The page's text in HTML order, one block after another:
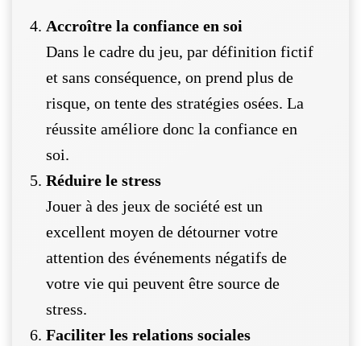
Accroître la confiance en soi
Dans le cadre du jeu, par définition fictif
et sans conséquence, on prend plus de
risque, on tente des stratégies osées. La
réussite améliore donc la confiance en
soi.
Réduire le stress
Jouer à des jeux de société est un
excellent moyen de détourner votre
attention des événements négatifs de
votre vie qui peuvent être source de
stress.
Faciliter les relations sociales